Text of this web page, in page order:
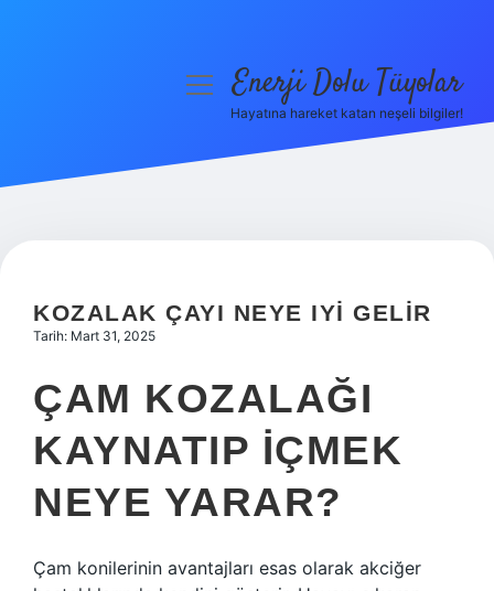
Hakkımızda
menüyüEnerji Dolu Tüyolar
Hayatına hareket katan neşeli bilgiler!
KOZALAK ÇAYI NEYE IYI GELIR
Tarih: Mart 31, 2025
ÇAM KOZALAĞI
KAYNATIP IÇMEK
NEYE YARAR?
Çam konilerinin avantajları esas olarak akciğer